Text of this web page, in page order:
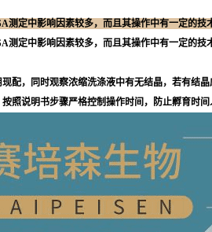
定中影响因素较多，而且其操作中有一定的技
定中影响因素较多，而且其操作中有一定的技
配，同时观察浓缩洗涤液中有无结晶，若有
照说明书步骤严格控制操作时间，防止孵育时